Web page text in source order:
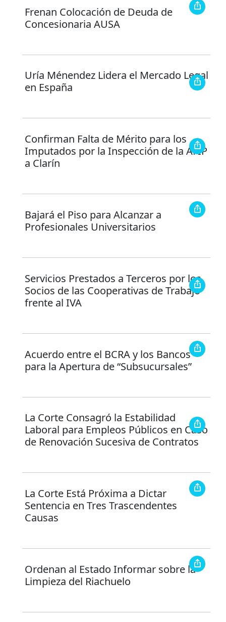
Frenan Colocación de Deuda de
Concesionaria AUSA
Uría Ménendez Lidera el Mercado Legal
en España
Confirman Falta de Mérito para los
Imputados por la Inspección de la AFIP
a Clarín
Bajará el Piso para Alcanzar a
Profesionales Universitarios
Servicios Prestados a Terceros por los
Socios de las Cooperativas de Trabajo
frente al IVA
Acuerdo entre el BCRA y los Bancos
para la Apertura de “Subsucursales”
La Corte Consagró la Estabilidad
Laboral para Empleos Públicos en Caso
de Renovación Sucesiva de Contratos
La Corte Está Próxima a Dictar
Sentencia en Tres Trascendentes
Causas
Ordenan al Estado Informar sobre la
Limpieza del Riachuelo